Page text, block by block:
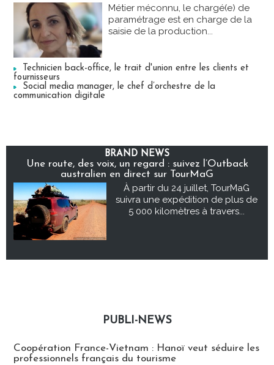
Métier méconnu, le chargé(e) de
paramétrage est en charge de la
saisie de la production...
Technicien back-office, le trait d'union entre les clients et
fournisseurs
Social media manager, le chef d’orchestre de la
communication digitale
BRAND NEWS
Une route, des voix, un regard : suivez l’Outback
australien en direct sur TourMaG
À partir du 24 juillet, TourMaG
suivra une expédition de plus de
5 000 kilomètres à travers...
PUBLI-NEWS
Coopération France-Vietnam : Hanoï veut séduire les
professionnels français du tourisme